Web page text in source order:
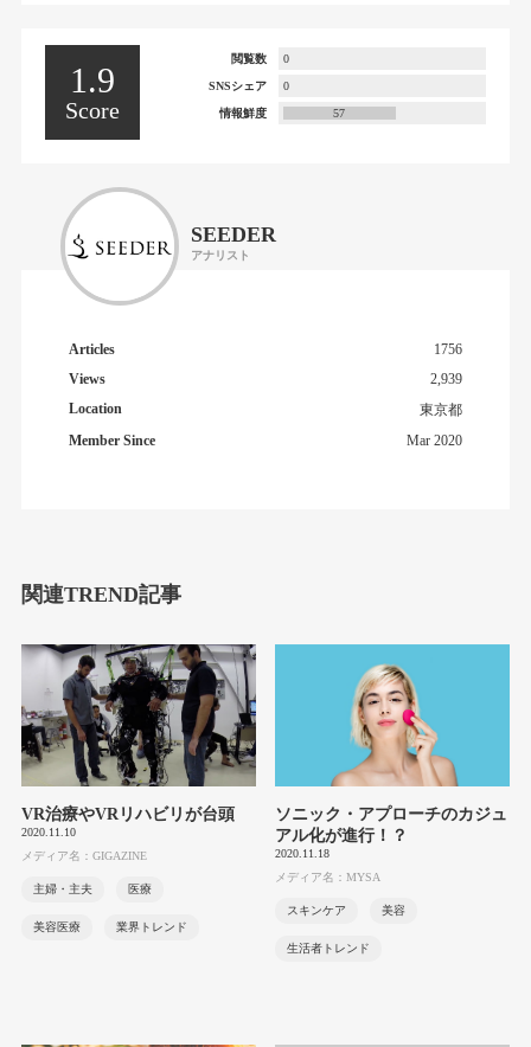
1.9
Score
閲覧数 0
SNSシェア 0
情報鮮度 57
SEEDER
アナリスト
Articles
1756
Views
2,939
Location
東京都
Member Since
Mar 2020
関連TREND記事
VR治療やVRリハビリが台頭
2020.11.10
メディア名：GIGAZINE
主婦・主夫 医療
美容医療 業界トレンド
ソニック・アプローチのカジュ
アル化が進行！？
2020.11.18
メディア名：MYSA
スキンケア 美容
生活者トレンド